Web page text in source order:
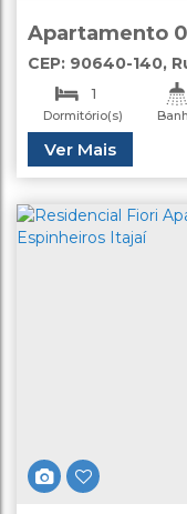
Apartamento
Porto Alegre
CEP: 90640-140,
apartamento
Alegre
,Rio Grande
1
Dormitório(s)
Útil:
33 .00m²
Ver Mais